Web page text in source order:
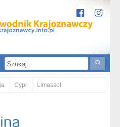
Cypr Limassol
koronek